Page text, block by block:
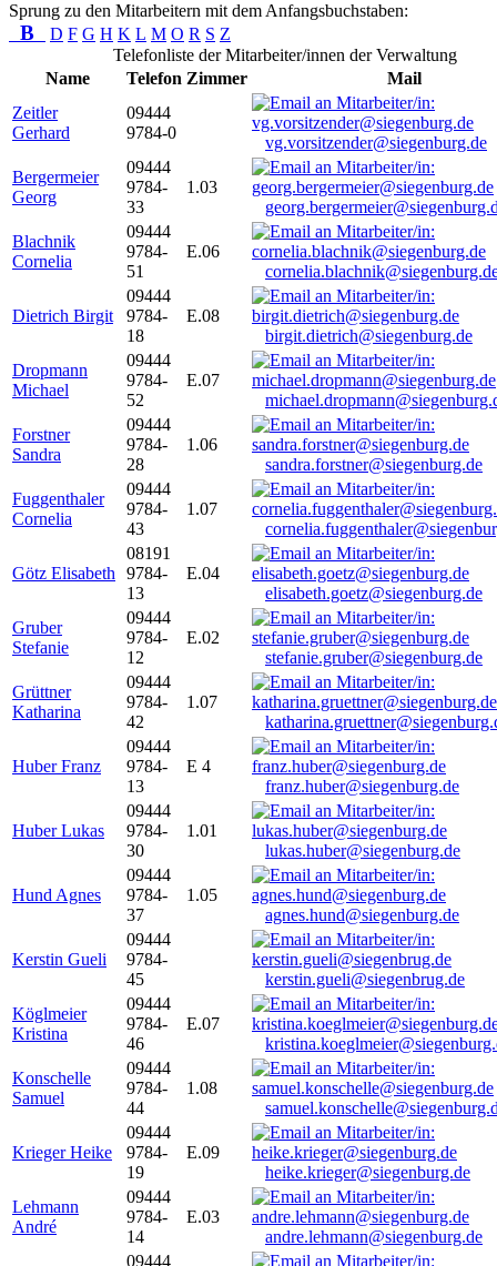
Sprung zu den Mitarbeitern mit dem Anfangsbuchstaben:
B D F G H K L M O R S Z
Telefonliste der Mitarbeiter/innen der Verwaltung
Name
Telefon Zimmer
Mail
Zeitler
Gerhard
09444
9784-0
vg.vorsitzender@siegenburg.de
Bergermeier
Georg
09444
9784-
33
1.03
Blachnik
Cornelia
09444
9784-
51
E.06
Dietrich Birgit
09444
9784-
18
E.08
birgit.dietrich@siegenburg.de
Dropmann
Michael
09444
9784-
52
E.07
Forstner
Sandra
09444
9784-
28
1.06
sandra.forstner@siegenburg.de
Fuggenthaler
Cornelia
09444
9784-
43
1.07
Götz Elisabeth
08191
9784-
13
E.04
elisabeth.goetz@siegenburg.de
Gruber
Stefanie
09444
9784-
12
E.02
stefanie.gruber@siegenburg.de
Grüttner
Katharina
09444
9784-
42
1.07
Huber Franz
09444
9784-
13
E 4
franz.huber@siegenburg.de
Huber Lukas
09444
9784-
30
1.01
lukas.huber@siegenburg.de
Hund Agnes
09444
9784-
37
1.05
agnes.hund@siegenburg.de
Kerstin Gueli
09444
9784-
45
kerstin.gueli@siegenbrug.de
Köglmeier
Kristina
09444
9784-
46
E.07
Konschelle
Samuel
09444
9784-
44
1.08
Krieger Heike
09444
9784-
19
E.09
heike.krieger@siegenburg.de
Lehmann
André
09444
9784-
14
E.03
andre.lehmann@siegenburg.de
09444